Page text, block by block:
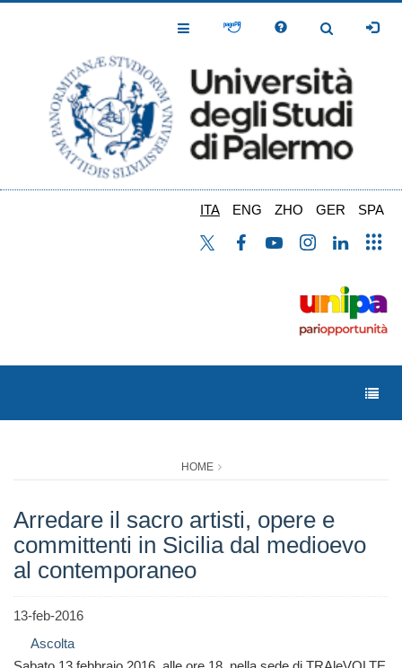
Toggle
Toggle
ITA ENG ZHO GER SPA
HOME
Arredare il sacro artisti, opere e
committenti in Sicilia dal medioevo
al contemporaneo
13-feb-2016
Ascolta